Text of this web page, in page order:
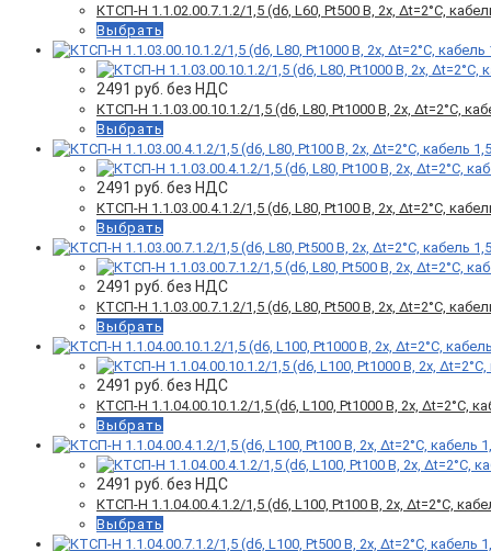
КТСП-Н 1.1.02.00.7.1.2/1,5 (d6, L60, Pt500 B, 2х, Δt=2°C,
Выбрать
2491 руб. без НДС
КТСП-Н 1.1.03.00.10.1.2/1,5 (d6, L80, Pt1000 B, 2х, Δt=2°C,
Выбрать
2491 руб. без НДС
КТСП-Н 1.1.03.00.4.1.2/1,5 (d6, L80, Pt100 B, 2х, Δt=2°C,
Выбрать
2491 руб. без НДС
КТСП-Н 1.1.03.00.7.1.2/1,5 (d6, L80, Pt500 B, 2х, Δt=2°C,
Выбрать
2491 руб. без НДС
КТСП-Н 1.1.04.00.10.1.2/1,5 (d6, L100, Pt1000 B, 2х, Δt=2°C,
Выбрать
2491 руб. без НДС
КТСП-Н 1.1.04.00.4.1.2/1,5 (d6, L100, Pt100 B, 2х, Δt=2°C,
Выбрать